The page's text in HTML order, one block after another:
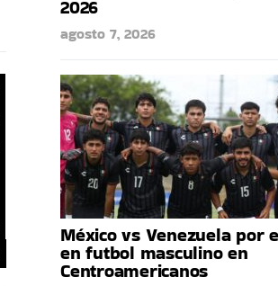
2026
agosto 7, 2026
México vs Venezuela por
en futbol masculino en
Centroamericanos